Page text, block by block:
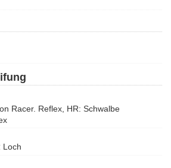
Racer. Reflex, HR: Schwalbe
Loch